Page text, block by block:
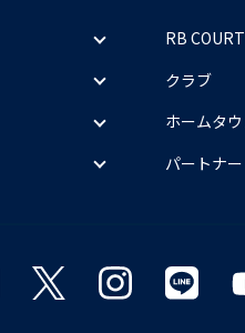
RB COURT
クラブ
ホームタ
パートナー